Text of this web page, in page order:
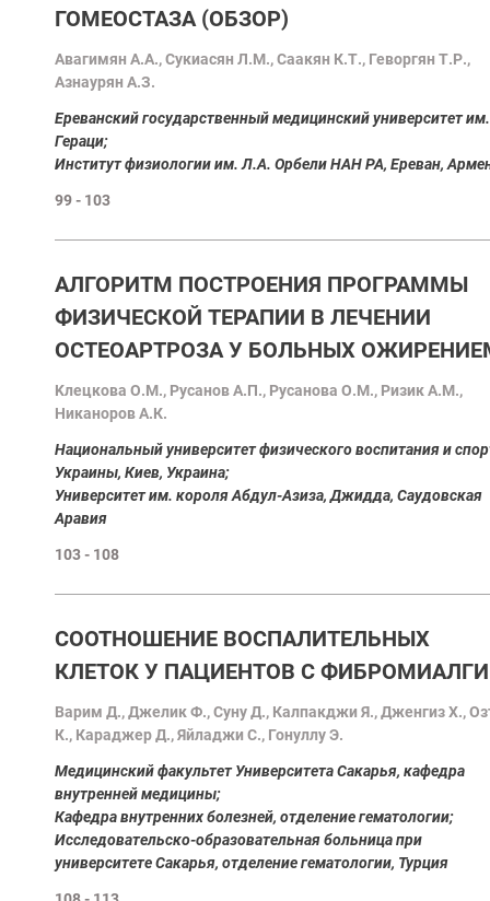
ГОМЕОСТАЗА (ОБЗОР)
Aвагимян А.А., Сукиасян Л.М., Саакян К.Т., Геворгян Т.Р.,
Азнаурян А.З.
Ереванский государственный медицинский университет
Гераци;
Институт физиологии им. Л.А. Орбели НАН РА, Ереван,
99 - 103
АЛГОРИТМ ПОСТРОЕНИЯ ПРОГРАММЫ
ФИЗИЧЕСКОЙ ТЕРАПИИ В ЛЕЧЕНИИ
ОСТЕОАРТРОЗА У БОЛЬНЫХ
Kлецкова О.М., Русанов А.П., Русанова О.М., Ризик А.М.,
Никаноров А.К.
Национальный университет физического воспитания и
Украины, Киев, Украина;
Университет им. короля Абдул-Азиза, Джидда, Саудовская
Аравия
103 - 108
СООТНОШЕНИЕ ВОСПАЛИТЕЛЬНЫХ
КЛЕТОК У ПАЦИЕНТОВ С
Варим Д., Джелик Ф., Суну Д., Калпакджи Я., Дженгиз Х.,
К., Караджер Д., Яйладжи С., Гонуллу Э.
Медицинский факультет Университета Сакарья, кафедра
внутренней медицины;
Кафедра внутренних болезней, отделение гематологии;
Исследовательско-образовательная больница при
университете Сакарья, отделение гематологии, Турция